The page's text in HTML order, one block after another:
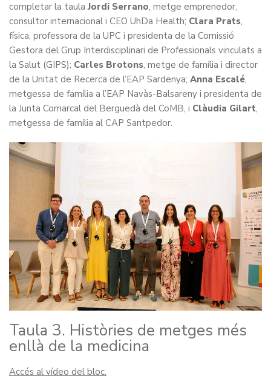
completar la taulaJordi Serrano, metge emprenedor,
consultor internacional i CEO UhDa Health; Clara Prats,
física, professora de la UPC i presidenta de la Comissió
Gestora del Grup Interdisciplinari de Professionals vinculats a
la Salut (GIPS); Carles Brotons, metge de família i director
de la Unitat de Recerca de l’EAP Sardenya; Anna Escalé,
metgessa de família a l’EAP Navàs-Balsareny i presidenta de
la Junta Comarcal del Berguedà del CoMB, i Clàudia Gilart,
metgessa de família al CAP Santpedor.
Taula 3. Històries de metges més
enllà de la medicina
Accés al vídeo del bloc.